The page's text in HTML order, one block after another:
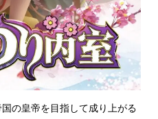
の皇帝を目指して成り上がる